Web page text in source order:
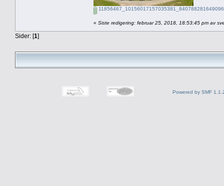
« Siste redigering: februar 25, 2018, 18:53:45 pm av
Sider: [1]
Powered by SMF